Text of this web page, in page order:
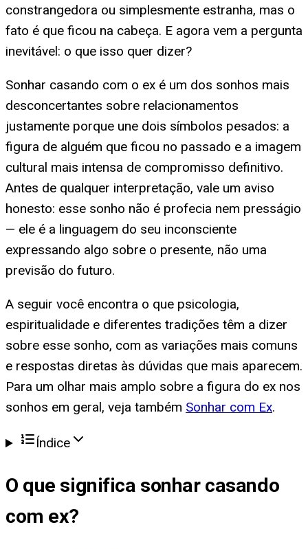
constrangedora ou simplesmente estranha, mas o
fato é que ficou na cabeça. E agora vem a pergunta
inevitável: o que isso quer dizer?
Sonhar casando com o ex é um dos sonhos mais
desconcertantes sobre relacionamentos
justamente porque une dois símbolos pesados: a
figura de alguém que ficou no passado e a imagem
cultural mais intensa de compromisso definitivo.
Antes de qualquer interpretação, vale um aviso
honesto: esse sonho não é profecia nem presságio
— ele é a linguagem do seu inconsciente
expressando algo sobre o presente, não uma
previsão do futuro.
A seguir você encontra o que psicologia,
espiritualidade e diferentes tradições têm a dizer
sobre esse sonho, com as variações mais comuns
e respostas diretas às dúvidas que mais aparecem.
Para um olhar mais amplo sobre a figura do ex nos
sonhos em geral, veja também Sonhar com Ex.
Índice
O que significa sonhar casando
com ex?